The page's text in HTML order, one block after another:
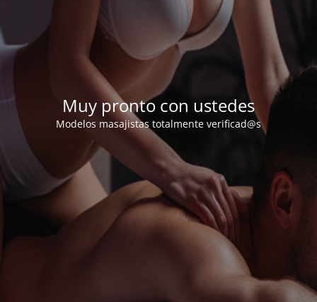
Muy pronto con ustedes
Modelos masajistas totalmente verificad@s